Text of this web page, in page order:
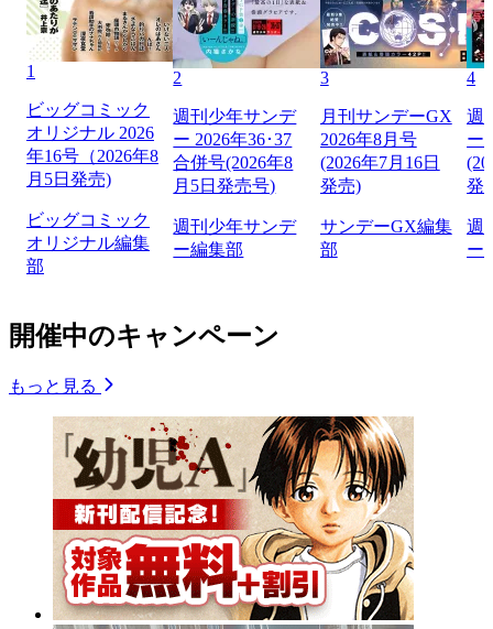
1
ビッグコミック
オリジナル 2026
年16号（2026年8
月5日発売)
ビッグコミック
オリジナル編集
部
2
週刊少年サンデ
ー 2026年36･37
合併号(2026年8
月5日発売号)
週刊少年サンデ
ー編集部
3
月刊サンデーGX
2026年8月号
(2026年7月16日
発売)
サンデーGX編集
部
4
週
ー
発
週
ー
開催中のキャンペーン
もっと見る